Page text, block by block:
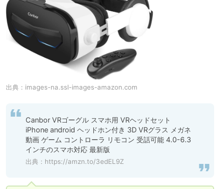
出典： images-na.ssl-images-amazon.com
Canbor VRゴーグル スマホ用 VRヘッドセット
iPhone android ヘッドホン付き 3D VRグラス メガネ
動画 ゲーム コントローラ リモコン 受話可能 4.0-6.3
インチのスマホ対応 最新版
出典： https://amzn.to/3edEL9Z